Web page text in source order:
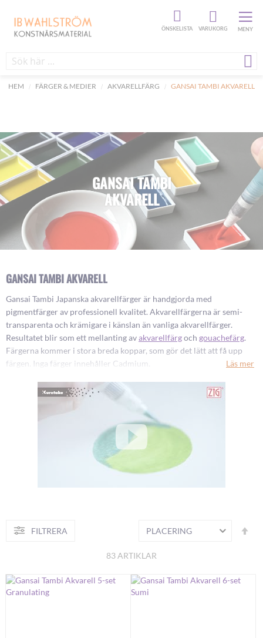
MENY
ÖNSKELISTA VARUKORG
GANSAI TAMBI
AKVARELL
HEM FÄRGER & MEDIER AKVARELLFÄRG GANSAI TAMBI AKVARELL
GANSAI TAMBI AKVARELL
Gansai Tambi Japanska akvarellfärger är handgjorda med
pigmentfärger av professionell kvalitet. Akvarellfärgerna är semi-
transparenta och krämigare i känslan än vanliga akvarellfärger.
Resultatet blir som ett mellanting avakvarellfärgoch gouachefärg.
Färgerna kommer i stora breda koppar, som gör det lätt att få upp
färgen. Inga färger innehåller Cadmium.
Säljs i set, och 65 lösa kulörer.
Läs mer
FILTRERA
83ARTIKLAR